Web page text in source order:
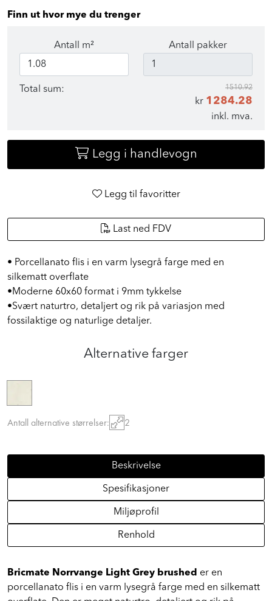
Finn ut hvor mye du trenger
Antall m² Antall pakker
Total sum: 1510.92
kr 1284.28
inkl. mva.
Legg i handlevogn
Legg til favoritter
Last ned FDV
• Porcellanato flis i en varm lysegrå farge med en
silkematt overflate
•Moderne 60x60 format i 9mm tykkelse
•Svært naturtro, detaljert og rik på variasjon med
fossilaktige og naturlige detaljer.
Alternative farger
Antall alternative størrelser: 2
Beskrivelse
Spesifikasjoner
Miljøprofil
Renhold
Bricmate Norrvange Light Grey brushed er en
porcellanato flis i en varm lysegrå farge med en silkematt